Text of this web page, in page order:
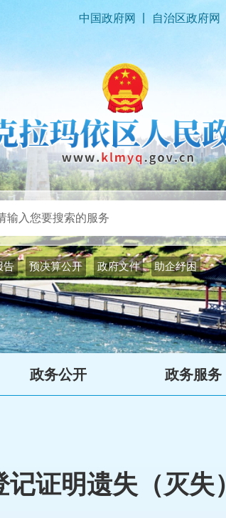
中国政府网 自治区政府网
告 预决算公开 政府文件 助企纾困
政务公开 政务服务
政务服务
证明遗失（灭失